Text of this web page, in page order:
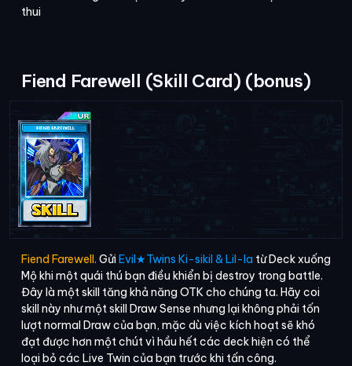
thui
Fiend Farewell (Skill Card) (bonus)
Fiend Farewell. Gửi Evil★Twins Ki-sikil & Lil-la từ Deck xuống
Mộ khi một quái thú bạn điều khiển bị destroy trong battle.
Đây là một skill tăng khả năng OTK cho chúng ta. Hãy coi
skill này như một skill Draw Sense nhưng lại không phải tốn
lượt normal Draw của bạn, mặc dù việc kích hoạt sẽ khó
đạt được hơn một chút vì hầu hết các deck hiện có thể
loại bỏ các Live Twin của bạn trước khi tấn công.